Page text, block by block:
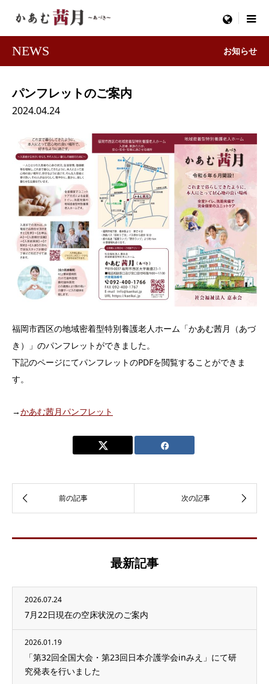
menu
NEWS お知らせ
パンフレットのご案内
2024.04.24
福岡市西区の地域密着型特別養護老人ホーム「かあむ茜月（あづ
き）」のパンフレットができました。
下記のページにてパンフレットのPDFを閲覧することができま
す。
→かあむ茜月パンフレット
最新記事
2026.07.24
7月22日現在の空床状況のご案内
2026.01.19
「第32回全国大会・第23回日本介護学会inみえ」にて研
究発表を行いました